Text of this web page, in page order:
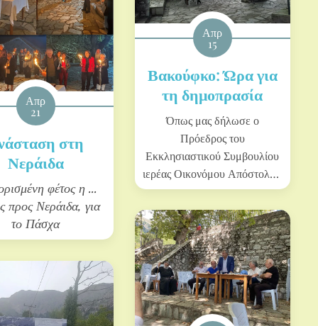
Απρ
21
στη
Νεράιδα
φέτος η ...
προς Νεράιδα, για
το Πάσχα
Απρ
15
Βακούφκο: Ώρα για
τη δημοπρασία
Όπως μας δήλωσε ο
Πρόεδρος του
Εκκλησιαστικού Συμβουλίου
ιερέας Οικονόμου Απόστολος,
το Βακούφκο μαγαζί, θα
δημοπρατηθεί για την επομένη
5ετή περίοδο, μέσα στο μήνα
Μάϊο και μάλιστα εντός του
χρονικού διαστήματος από 8
Μαϊου μέχρι 22 Μαϊου.